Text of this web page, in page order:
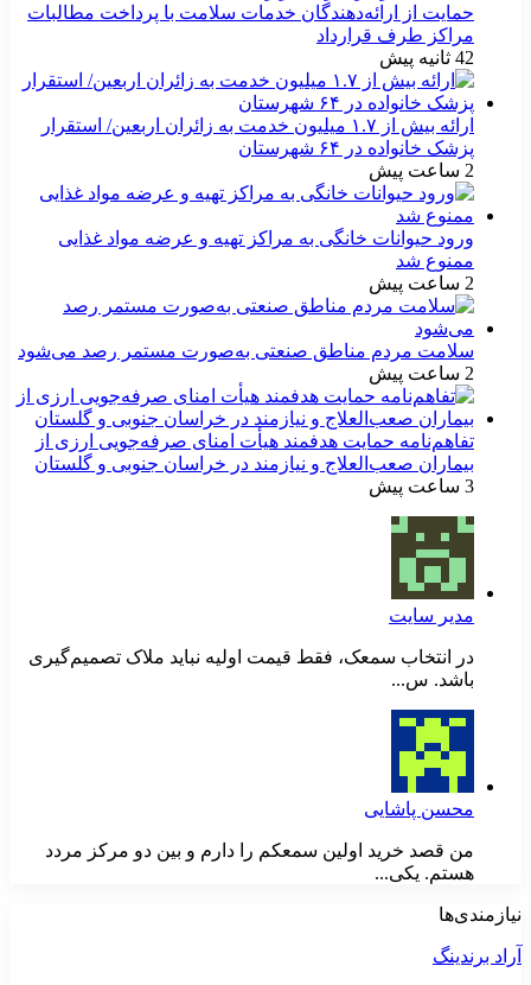
حمایت از ارائه‌دهندگان خدمات سلامت با پرداخت مطالبات
مراکز طرف قرارداد
42 ثانیه پیش
ارائه بیش از ۱.۷ میلیون خدمت به زائران اربعین/ استقرار
پزشک خانواده در ۶۴ شهرستان
2 ساعت پیش
ورود حیوانات خانگی به مراکز تهیه و عرضه مواد غذایی
ممنوع شد
2 ساعت پیش
سلامت مردم مناطق صنعتی به‌صورت مستمر رصد می‌شود
2 ساعت پیش
تفاهم‌نامه حمایت هدفمند هیأت امنای صرفه‌جویی ارزی از
بیماران صعب‌العلاج و نیازمند در خراسان جنوبی و گلستان
3 ساعت پیش
مدیر سایت
در انتخاب سمعک، فقط قیمت اولیه نباید ملاک تصمیم‌گیری
باشد. س...
محسن پاشایی
من قصد خرید اولین سمعکم را دارم و بین دو مرکز مردد
هستم. یکی...
نیازمندی‌ها
آراد برندینگ